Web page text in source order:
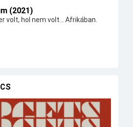
(2021)
volt, hol nem volt... Afrikában.